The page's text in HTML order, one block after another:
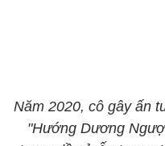
Năm 2020, cô gây ấn
"Hướng Dương